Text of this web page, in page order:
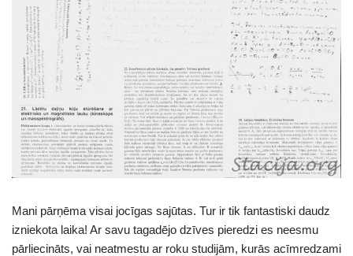
Mani pārņēma visai jocīgas sajūtas. Tur ir tik fantastiski daudz
izniekota laika! Ar savu tagadējo dzīves pieredzi es neesmu
pārliecināts, vai neatmestu ar roku studijām, kurās acīmredzami